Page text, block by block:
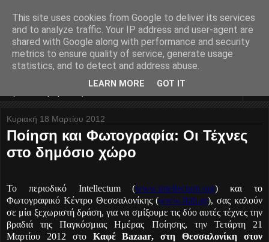
Nyxteridas... divina
melodia...
Κυριακή 18 Μαρτίου 2012
Ποίηση και Φωτογραφία: Οι Τέχνες
στο δημόσιο χώρο
Το περιοδικό Intellectum(www.intellectum.org) και το
Φωτογραφικό Κέντρο Θεσσαλονίκης(www.fkth.gr), σας καλούν
σε μία ξεχωριστή δράση, για να σμίξουμε τις δύο αυτές τέχνες την
βραδιά της Παγκόσμιας Ημέρας Ποίησης, την Τετάρτη 21
Μαρτίου 2012 στο ΚαφέBazaar, στη Θεσσαλονίκη στον
This site uses cookies from Google to deliver its services
and to analyze traffic. Your IP address and user-agent are
shared with Google along with performance and security
metrics to ensure quality of service, generate usage
statistics, and to detect and address abuse.
LEARN MORE GOT IT